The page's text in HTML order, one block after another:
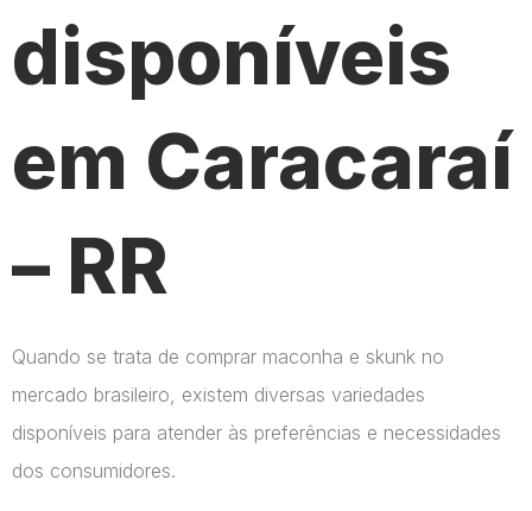
disponíveis
em Caracaraí
– RR
Quando se trata de comprar maconha e skunk no
mercado brasileiro, existem diversas variedades
disponíveis para atender às preferências e necessidades
dos consumidores.